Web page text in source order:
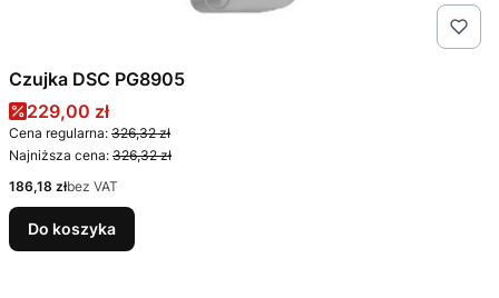
Czujka DSC PG8905
Cena promocyjna
229,00 zł
Cena regularna: 326,32 zł
Najniższa cena: 326,32 zł
Cena
186,18 złbez VAT
Do koszyka